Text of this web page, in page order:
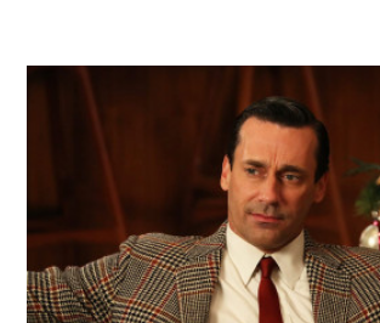
znów
do